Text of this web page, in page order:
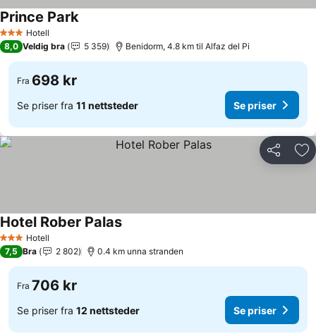
3 StjernerHotell
Prince ParkSe priser
8,0 Veldig bra 5 359 Benidorm, 4.8 km til Alfaz del Pi
Fra 698 kr
Se priser fra 11 nettsteder Se priser
Del
3 StjernerHotell
Hotel Rober PalasSe priser
7,5 Bra 2 802 0.4 km unna stranden
Fra 706 kr
Se priser fra 12 nettsteder Se priser